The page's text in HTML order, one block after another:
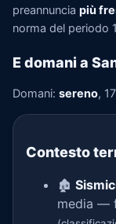
preannuncia più
norma del periodo
E domani a
Domani: sereno,
Contesto
🏚️
media —